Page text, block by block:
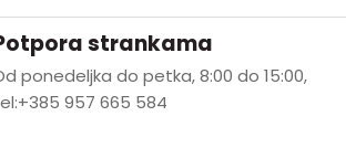
strankama
ponedeljka do petka, 8:00 do 15:00,
957 665 584